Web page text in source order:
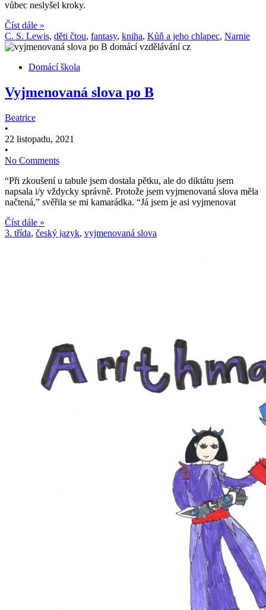
vůbec neslyšel kroky.
Číst dále »
C. S. Lewis, děti čtou, fantasy, kniha, Kůň a jeho chlapec, Narnie
Domácí škola
Vyjmenovaná slova po B
Beatrice
•
22 listopadu, 2021
•
No Comments
“Při zkoušení u tabule jsem dostala pětku, ale do diktátu jsem
napsala i/y vždycky správně. Protože jsem vyjmenovaná slova měla
načtená,” svěřila se mi kamarádka. “Já jsem je asi vyjmenovat
Číst dále »
3. třída, český jazyk, vyjmenovaná slova